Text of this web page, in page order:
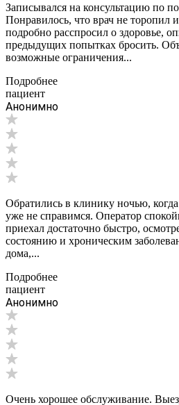
Записывался на консультацию по
Понравилось, что врач не торопил
подробно расспросил о здоровье,
предыдущих попытках бросить.
возможные ограничения...
Подробнее
пациент
Анонимно
Обратились в клинику ночью,
уже не справимся. Оператор
приехал достаточно быстро,
состоянию и хроническим
дома,...
Подробнее
пациент
Анонимно
Очень хорошее обслуживание.